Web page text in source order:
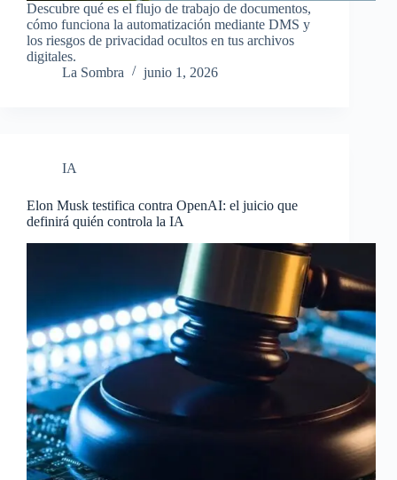
Descubre qué es el flujo de trabajo de documentos,
cómo funciona la automatización mediante DMS y
los riesgos de privacidad ocultos en tus archivos
digitales.
La Sombra
junio 1, 2026
IA
Elon Musk testifica contra OpenAI: el juicio que
definirá quién controla la IA